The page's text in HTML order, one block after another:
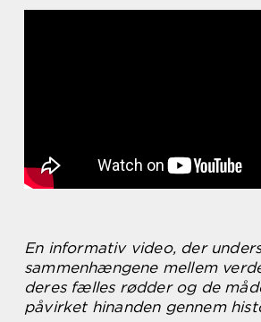
En informativ video, der
sammenhængene mellem
deres fælles rødder og de
påvirket hinanden gennem